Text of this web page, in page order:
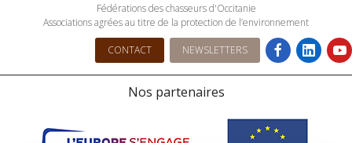
Fédérations des chasseurs d'Occitanie
Associations agrées au titre de la protection de l’environnement
CONTACT NEWSLETTERS
Nos partenaires